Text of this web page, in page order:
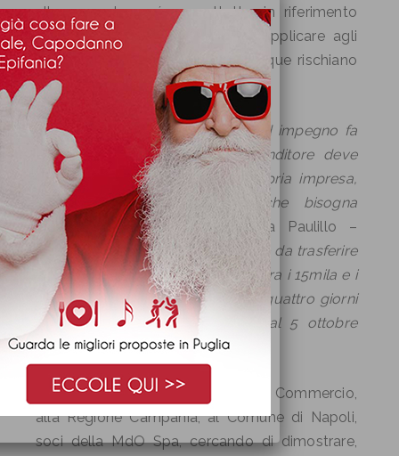
alle procedure né, soprattutto, in riferimento
alle condizioni economiche da applicare agli
organizzatori fieristici che comunque rischiano
completamente in proprio.
Rischiare soldi, tempo, lavoro ed impegno fa
parte del rischio che un imprenditore deve
assumersi per sviluppare la propria impresa,
ma questo non vuol dire che bisogna
brancolare nel buio– continua Paulillo –
avremmo bisogno di regole certe da trasferire
ai nostri espositori che investono tra i 15mila e i
50mila euro per partecipare alla quattro giorni
espositiva in programma dal 2 al 5 ottobre
prossimo”.
La palla passa ora alla Camera di Commercio,
alla Regione Campania, al Comune di Napoli,
soci della MdO Spa, cercando di dimostrare,